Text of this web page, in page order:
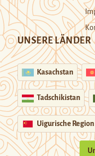
UNSERE LÄNDER
Kasachstan
Tadschikistan
Uigurische Region